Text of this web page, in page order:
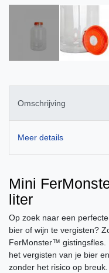
Omschrijving
Meer details
Mini
liter
Op zoek naar een
bier of wijn te vergisten?
FerMonster™ gistingsfles.
het vergisten van je bier
zonder het risico op